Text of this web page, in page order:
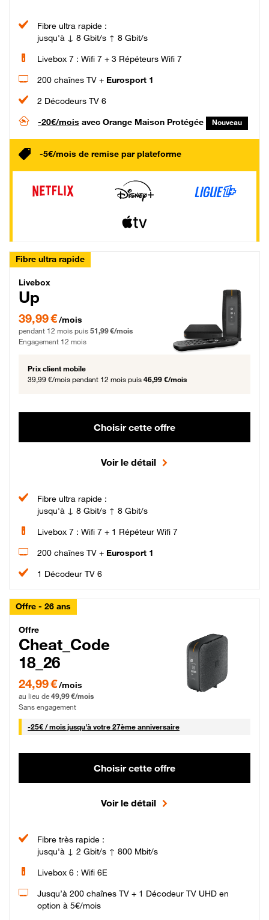
Fibre ultra rapide :
jusqu'à ↓ 8 Gbit/s ↑ 8 Gbit/s
Livebox 7 : Wifi 7 + 3 Répéteurs Wifi 7
200 chaînes TV + Eurosport 1
2 Décodeurs TV 6
-20€/mois avec Orange Maison Protégée Nouveau
-5€/mois de remise par plateforme
Fibre ultra rapide
Livebox Up Fibre
Livebox
Up
39,99 € par mois pendant 12 mois puis 51,99 € par mois, Engagement 12 mois
39,99 €/mois
pendant 12 mois puis 51,99 €/mois
Engagement 12 mois
Prix client mobile
39,99 €/mois pendant 12 mois puis 46,99 €/mois
Choisir cette offre
Voir le détail
Fibre ultra rapide :
jusqu'à ↓ 8 Gbit/s ↑ 8 Gbit/s
Livebox 7 : Wifi 7 + 1 Répéteur Wifi 7
200 chaînes TV + Eurosport 1
1 Décodeur TV 6
Offre - 26 ans
Cheat_Code Fibre_18_26
Offre
Cheat_Code
18_26
24,99 € par mois pendant 0 mois puis 49,99 € par mois, Sans engagement
24,99 €/mois
au lieu de 49,99 €/mois
Sans engagement
-25€ / mois25 € par mois
jusqu'à votre 27ème anniversaire
Choisir cette offre
Voir le détail
Fibre très rapide :
jusqu'à ↓ 2 Gbit/s ↑ 800 Mbit/s
Livebox 6 : Wifi 6E
Jusqu’à 200 chaînes TV + 1 Décodeur TV UHD en
option à 5€/mois